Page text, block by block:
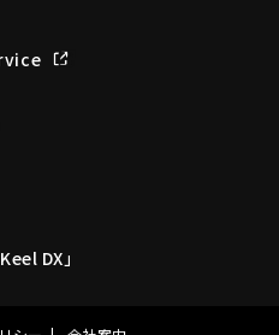
DX」